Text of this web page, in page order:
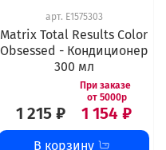
арт. E1575303
Matrix Total Results Color
Obsessed - Кондиционер
300 мл
1 215 ₽ 1 154 ₽
В корзину